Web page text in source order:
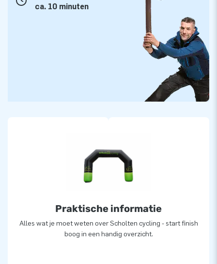
ca. 10 minuten
Praktische informatie
Alles wat je moet weten over Scholten cycling - start finish
boog in een handig overzicht.